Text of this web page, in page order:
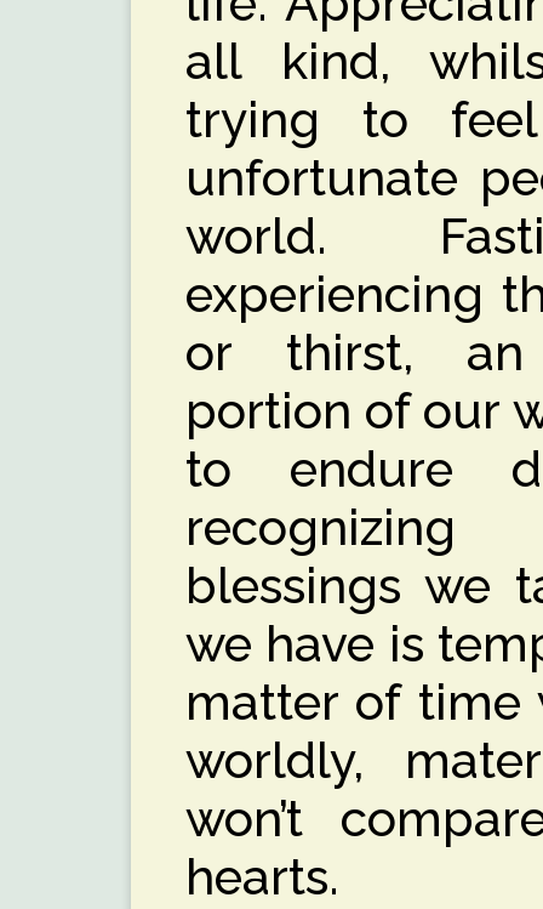
all kind,
trying to
unfortunate
world.
experiencing
or thirst, an
portion of our
to endure
blessings we
we have is
matter of time
worldly,
won’t
hearts.